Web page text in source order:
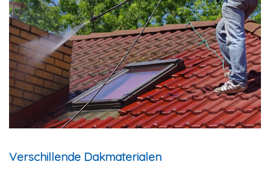
Verschillende Dakmaterialen